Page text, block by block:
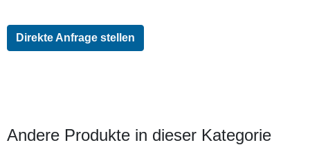
Direkte Anfrage stellen
Andere Produkte in dieser Kategorie